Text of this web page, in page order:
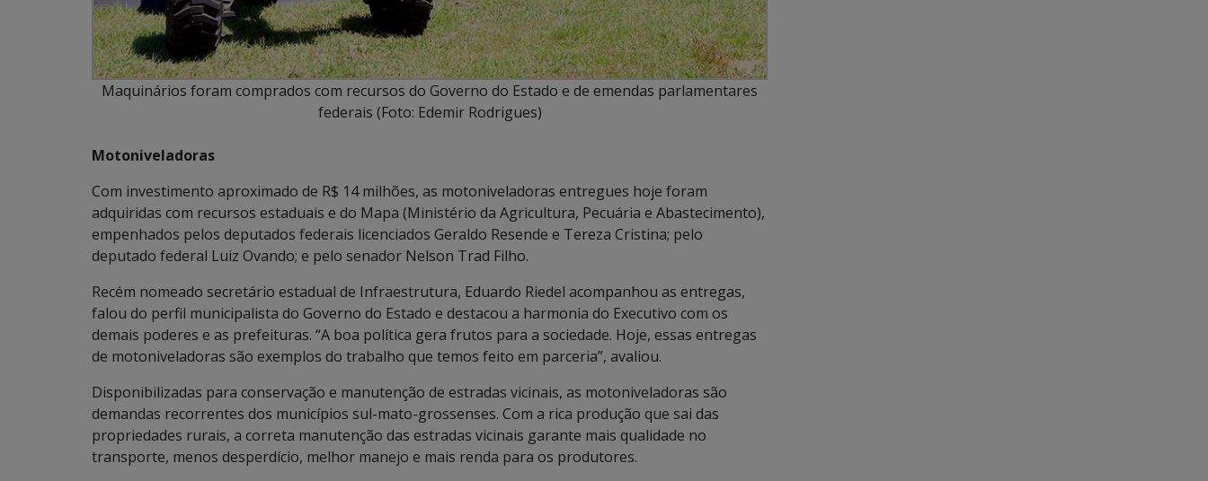
Maquinários foram comprados com recursos do Governo do Estado e de emendas parlamentares
federais (Foto: Edemir Rodrigues)
Motoniveladoras
Com investimento aproximado de R$ 14 milhões, as motoniveladoras entregues hoje foram
adquiridas com recursos estaduais e do Mapa (Ministério da Agricultura, Pecuária e Abastecimento),
empenhados pelos deputados federais licenciados Geraldo Resende e Tereza Cristina; pelo
deputado federal Luiz Ovando; e pelo senador Nelson Trad Filho.
Recém nomeado secretário estadual de Infraestrutura, Eduardo Riedel acompanhou as entregas,
falou do perfil municipalista do Governo do Estado e destacou a harmonia do Executivo com os
demais poderes e as prefeituras. “A boa política gera frutos para a sociedade. Hoje, essas entregas
de motoniveladoras são exemplos do trabalho que temos feito em parceria”, avaliou.
Disponibilizadas para conservação e manutenção de estradas vicinais, as motoniveladoras são
demandas recorrentes dos municípios sul-mato-grossenses. Com a rica produção que sai das
propriedades rurais, a correta manutenção das estradas vicinais garante mais qualidade no
transporte, menos desperdício, melhor manejo e mais renda para os produtores.